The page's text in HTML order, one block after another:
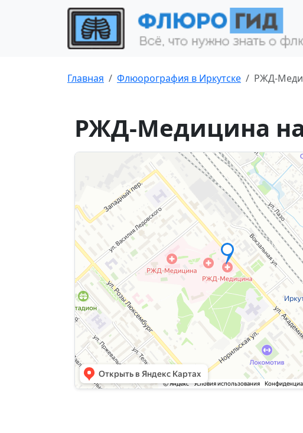
Главная Флюорография в Иркутске РЖД-
РЖД-Медицина